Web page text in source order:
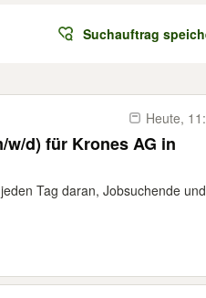
Suchauftrag
Heute,
w/d) für Krones AG in
Tag daran, Jobsuchende und